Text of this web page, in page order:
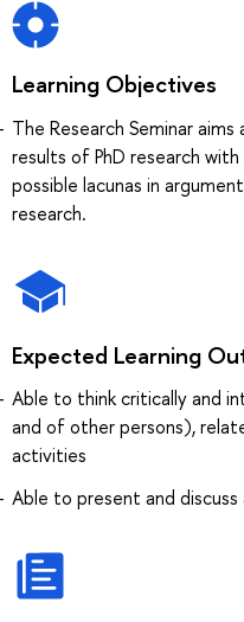
Learning Objectives
The Research Seminar
results of PhD research
possible lacunas in
research.
Expected Learning
Able to think critically and
and of other persons),
activities
Able to present and discuss